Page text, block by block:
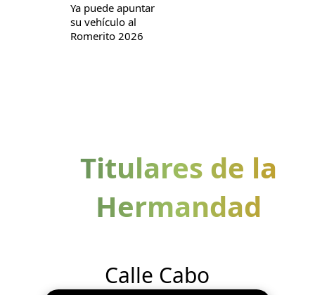
Ya puede apuntar
su vehículo al
Romerito 2026
Titulares de la
Hermandad
Calle Cabo